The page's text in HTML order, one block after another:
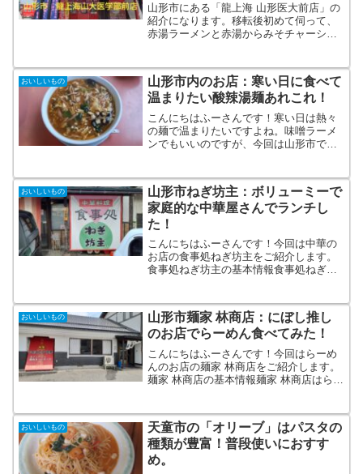
山形市にある「龍上海 山形医大前店」の
紹介になります。移転後初めて伺って、
赤湯ラーメンと赤湯からみそチャーシュ
おいしいもの
山形市内のお店：寒い日に食べて
温まりたい酸辣湯麺あれこれ！
こんにちはふーさんです！寒い日は熱々
の麺で温まりたいですよね。味噌ラーメ
ンでもいいのですが、今回は山形市で酸
国の酸っぱくて辛いスープがあります。
日本の中華料理店でそれに...
おいしいもの
山形市ねぎ坊主：ボリューミーで
家庭的な中華屋さんでランチし
た！
こんにちはふーさんです！今回は中華の
お店の食事処ねぎ坊主をご紹介します。
食事処ねぎ坊主の基本情報食事処ねぎ坊
山形市青田5丁目13-13営業時間 11:30...
おいしいもの
山形市麺家 林商店：にぼし推し
のお店でらーめん食べてみた！
こんにちはふーさんです！今回はらーめ
んのお店の麺家 林商店をご紹介します。
麺家 林商店の基本情報麺家 林商店はらー
目13-22営業時間 11:00〜1...
おいしいもの
天童市の「オリーブ」はパスタの
種類が豊富！普段使いにおすす
め。